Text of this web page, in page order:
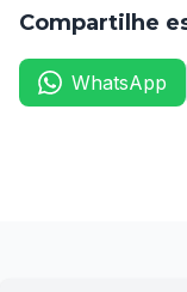
Compartilhe
WhatsApp